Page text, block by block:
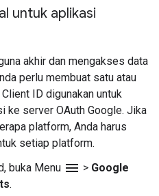
untuk aplikasi
akhir dan mengakses data
perlu membuat satu atau
ID digunakan untuk
ke server OAuth Google. Jika
platform, Anda harus
setiap platform.
buka Menu menu > Google
.